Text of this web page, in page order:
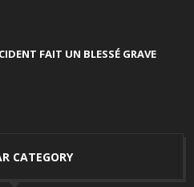
FAIT UN BLESSÉ GRAVE
CATEGORY